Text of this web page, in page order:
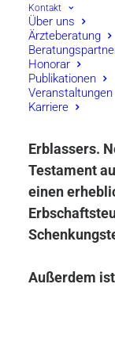
Kontakt
Über uns
Ärzteberatung
Honorar
Publikationen
Veranstaltungen
Karriere
Erblassers.
Testament
einen
Außerdem